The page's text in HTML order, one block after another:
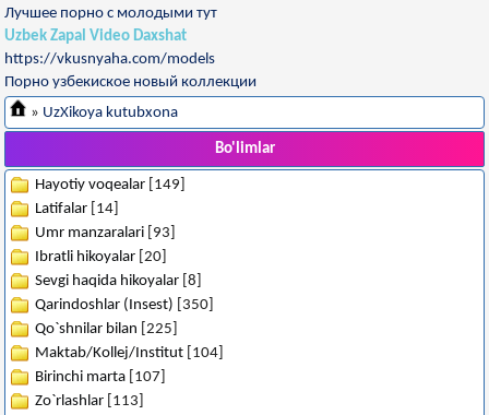
Лучшее порно с молодыми тут
Uzbek Zapal Video Daxshat
https://vkusnyaha.com/models
Порно узбекиское новый коллекции
» UzXikoya kutubxona
Bo'limlar
Hayotiy voqealar [149]
Latifalar [14]
Umr manzaralari [93]
Ibratli hikoyalar [20]
Sevgi haqida hikoyalar [8]
Qarindoshlar (Insest)
[350]
Qo`shnilar bilan [225]
Maktab/Kollej/Institut [104]
Birinchi marta [107]
Zo`rlashlar [113]